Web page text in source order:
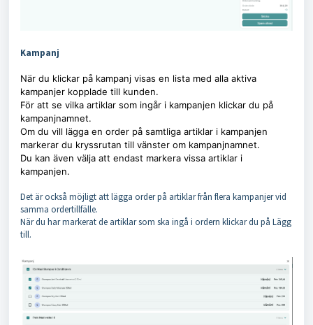
Kampanj
När du klickar på kampanj visas en lista med alla aktiva
kampanjer kopplade till kunden.
För att se vilka artiklar som ingår i kampanjen klickar du på
kampanjnamnet.
Om du vill lägga en order på samtliga artiklar i kampanjen
markerar du kryssrutan till vänster om kampanjnamnet.
Du kan även välja att endast markera vissa artiklar i
kampanjen.
Det är också möjligt att lägga order på artiklar från flera kampanjer vid
samma ordertillfälle.
När du har markerat de artiklar som ska ingå i ordern klickar du på Lägg
till.